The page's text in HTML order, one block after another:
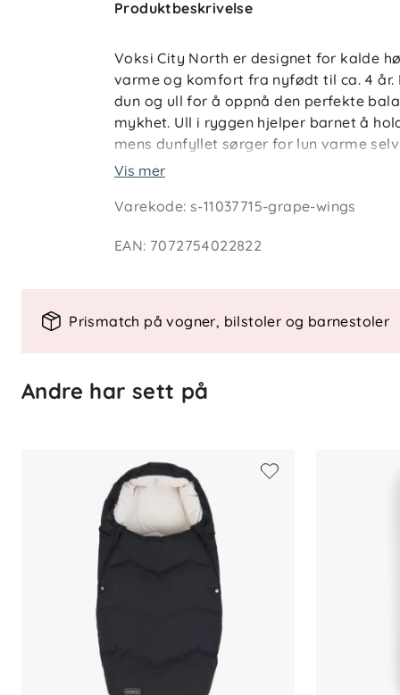
Produktbeskrivelse
Voksi City North er designet for kalde
varme og komfort fra nyfødt til ca. 4
dun og ull for å oppnå den perfekte
mykhet. Ull i ryggen hjelper barnet å
mens dunfyllet sørger for lun varme
FINISH® ECO-behandling som
forlengerdelen sørger for at posen
100, klasse 1-sertifisert – trygt, naturlig
Dun- og ullfyll for naturlig varme
Vindtett og vannavvisende
Sertifisert etter OEKO-TEX®
Spesifikasjoner
Materialer: Dun- og ullfyll,
Aldersspenn: Nyfødt–4 år
Sikkerhet: Antiskli-rygg for
Belegg: BIONIC-FINISH® ECO
Rengjøring: Maskinvask 40 °C,
Vis mer
Varekode:s-11037715-grape-wings
EAN: 7072754022822
Prismatch på vogner, bilstoler og barnestoler
Andre har sett på